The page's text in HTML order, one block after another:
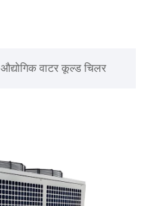
औद्योगिक वाटर कूल्ड चिलर